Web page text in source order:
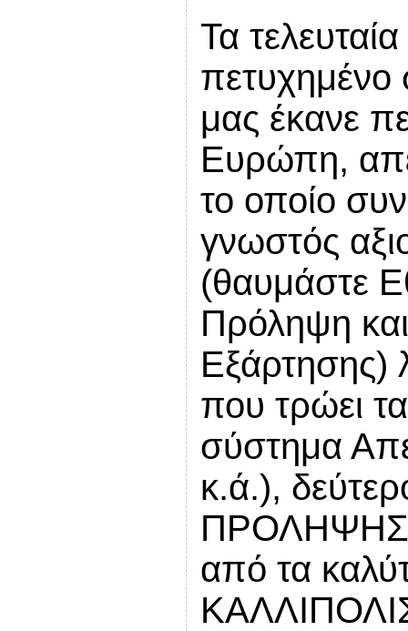
Τα
μας έκανε
Ευρώπη,
το οποίο
γνωστός
(θαυμάστε
Πρόληψη
Εξάρτησης)
που τρώει
σύστημα
κ.ά.),
ΠΡΟΛΗΨΗΣ,
από τα